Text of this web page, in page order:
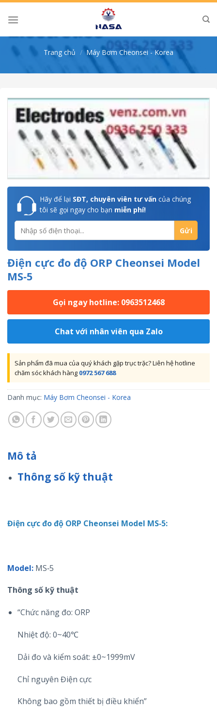
Skip
Trang chủ / Máy Bơm Cheonsei - Korea
Hãy để lại SĐT, chuyên viên tư vấn của chúng
tôi sẽ gọi ngay cho bạn miễn phí!
Điện cực đo độ ORP Cheonsei Model
MS‐5
Gọi ngay hotline: 0963512468
Chat với nhân viên qua Zalo
Sản phẩm đã mua của quý khách gặp trục trặc? Liên hệ hotline
chăm sóc khách hàng 0972 567 688
Danh mục: Máy Bơm Cheonsei - Korea
Mô tả
Thông số kỹ thuật
Điện cực đo độ ORP Cheonsei Model MS‐5:
Model: MS‐5
Thông số kỹ thuật
“Chức năng đo: ORP
Nhiệt độ: 0~40℃
Dải đo và kiểm soát: ±0~1999mV
Chỉ nguyên Điện cực
Không bao gồm thiết bị điều khiển”